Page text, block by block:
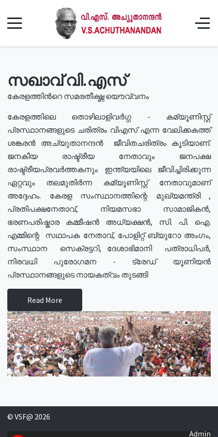
സഖാവ് വി.എസ്
കേരളത്തിൻറെ സമരതീക്ഷ്ണ യൌവ്വനം
കേരളത്തിലെ തൊഴിലാളിവർഗ്ഗ - കമ്യൂണിസ്റ്റ്
പ്രസ്ഥാനങ്ങളുടെ ചരിത്രം വിഎസ് എന്ന വേലിക്കകത്ത്
ശങ്കരൻ അച്യുതാനന്ദൻ ജീവിതചരിത്രം കൂടിയാണ്.
ജനകീയ രാഷ്ട്രീയ നേതാവും ജനപക്ഷ
രാഷ്ട്രീയപ്രവർത്തകനും ഇന്ത്യയിലെ ജീവിച്ചിരിക്കുന്ന
ഏറ്റവും തലമുതിർന്ന കമ്യൂണിസ്റ്റ് നേതാവുമാണ്
അദ്ദേഹം. കേരള സംസ്ഥാനത്തിന്റെ മുഖ്യമന്ത്രി ,
പ്രതിപക്ഷനേതാവ്, നിയമസഭാ സാമാജികൻ,
ഭരണപരിഷ്കാര കമ്മീഷൻ അധ്യക്ഷൻ, സി. പി. ഐ.
എമ്മിന്റെ സഥാപക നേതാവ്, പോളിറ്റ് ബ്യുറോ അംഗം,
സംസ്ഥാന സെക്രട്ടറി, ദേശാഭിമാനി പത്രാധിപർ,
നിരവധി പുരോഗമന - ട്രേഡ് യൂണിയൻ
പ്രസ്ഥാനങ്ങളുടെ നായകത്വം തുടങ്ങി
Read More
© VSF@ 2026
Admin